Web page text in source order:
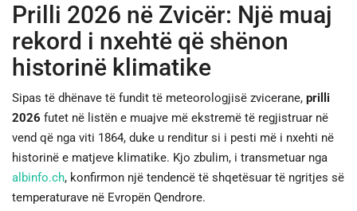
SHOWBIZ
BOTA
TECH
JETA
SPORTI
Prilli 2026 në Zvicër: Një muaj
rekord i nxehtë që shënon
historinë klimatike
Sipas të dhënave të fundit të meteorologjisë zvicerane, prilli
2026 futet në listën e muajve më ekstremë të regjistruar në
vend që nga viti 1864, duke u renditur si i pesti më i nxehti në
historinë e matjeve klimatike. Kjo zbulim, i transmetuar nga
albinfo.ch, konfirmon një tendencë të shqetësuar të ngritjes së
temperaturave në Evropën Qendrore.